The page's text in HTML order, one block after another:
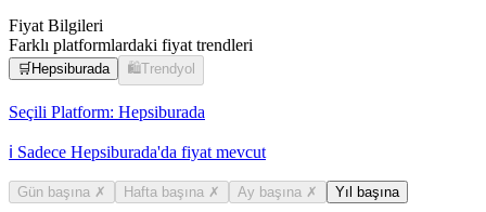
Fiyat Bilgileri
Farklı platformlardaki fiyat trendleri
🛒 Hepsiburada 🛍️Trendyol
Seçili Platform: Hepsiburada
ℹ️ Sadece Hepsiburada'da fiyat mevcut
Gün başına ✗ Hafta başına ✗ Ay başına ✗ Yıl başına